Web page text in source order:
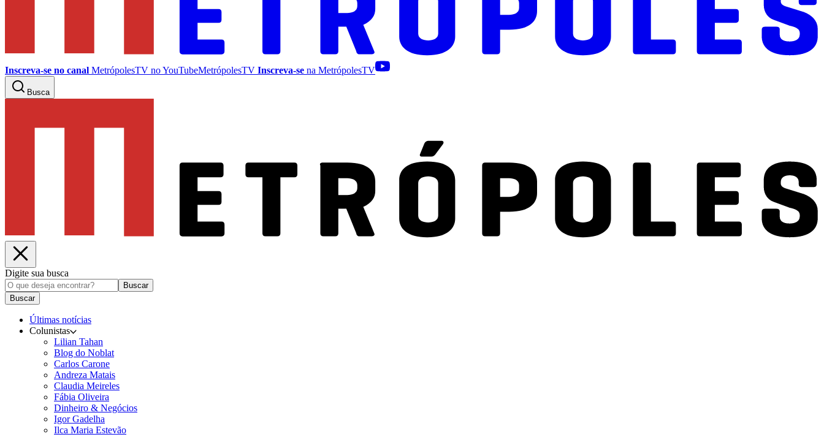
Inscreva-se no canal MetrópolesTV noYouTubeMetrópolesTV Inscreva-se na MetrópolesTV
Busca
Digite sua busca
Buscar
Buscar
Últimas notícias
Colunistas
Lilian Tahan
Blog do Noblat
Carlos Carone
Andreza Matais
Claudia Meireles
Fábia Oliveira
Dinheiro & Negócios
Igor Gadelha
Ilca Maria Estevão